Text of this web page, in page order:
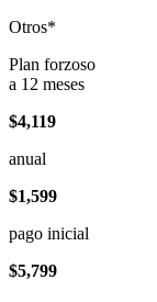
Otros*
Plan forzoso
a 12 meses
$4,119
anual
$1,599
pago inicial
$5,799